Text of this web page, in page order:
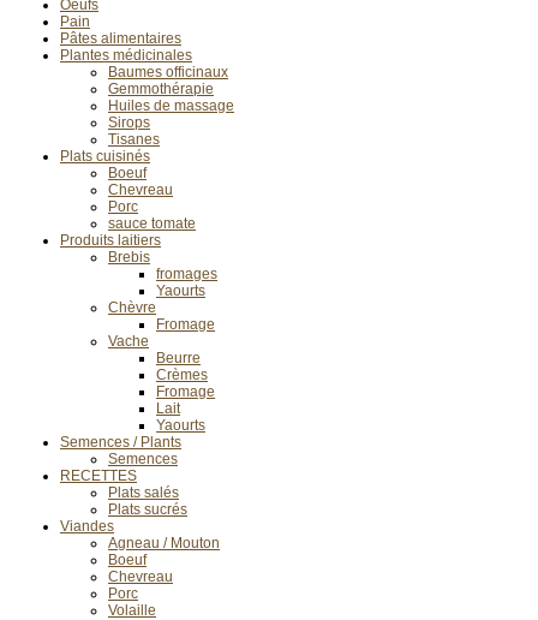
Oeufs
Pain
Pâtes alimentaires
Plantes médicinales
Baumes officinaux
Gemmothérapie
Huiles de massage
Sirops
Tisanes
Plats cuisinés
Boeuf
Chevreau
Porc
sauce tomate
Produits laitiers
Brebis
fromages
Yaourts
Chèvre
Fromage
Vache
Beurre
Crèmes
Fromage
Lait
Yaourts
Semences / Plants
Semences
RECETTES
Plats salés
Plats sucrés
Viandes
Agneau / Mouton
Boeuf
Chevreau
Porc
Volaille